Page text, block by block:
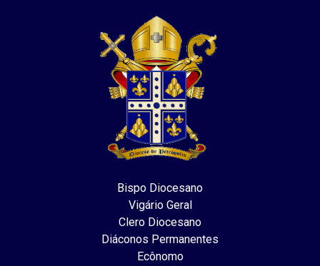
Bispo Diocesano
Vigário Geral
Clero Diocesano
Diáconos Permanentes
Ecônomo